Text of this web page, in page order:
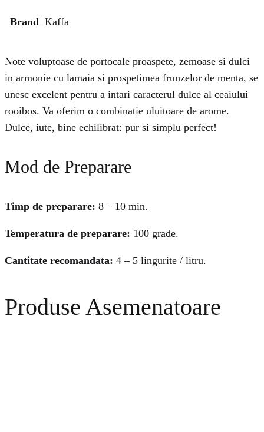
Brand Kaffa
Note voluptoase de portocale proaspete, zemoase si dulci
in armonie cu lamaia si prospetimea frunzelor de menta, se
unesc excelent pentru a intari caracterul dulce al ceaiului
rooibos. Va oferim o combinatie uluitoare de arome.
Dulce, iute, bine echilibrat: pur si simplu perfect!
Mod de Preparare
Timp de preparare: 8 – 10 min.
Temperatura de preparare: 100 grade.
Cantitate recomandata: 4 – 5 lingurite / litru.
Produse Asemenatoare